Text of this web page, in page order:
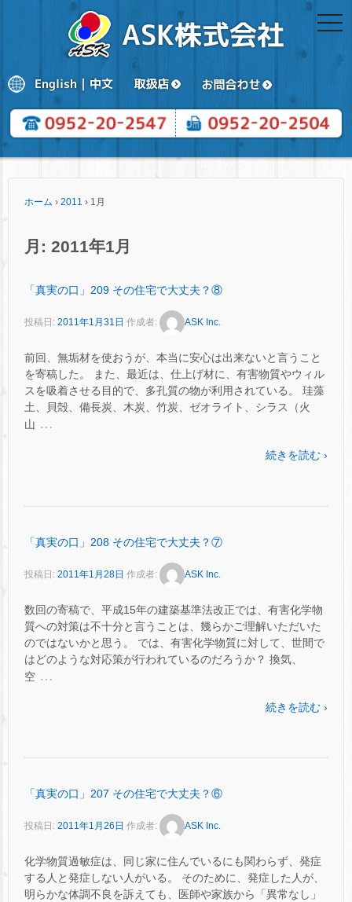
ホーム › 2011 › 1月
月: 2011年1月
「真実の口」209 その住宅で大丈夫？⑧
投稿日: 2011年1月31日 作成者: ASK Inc.
前回、無垢材を使おうが、本当に安心は出来ないと言うこと
を寄稿した。 また、最近は、仕上げ材に、有害物質やウィル
スを吸着させる目的で、多孔質の物が利用されている。 珪藻
土、貝殻、備長炭、木炭、竹炭、ゼオライト、シラス（火
山 …
続きを読む ›
「真実の口」208 その住宅で大丈夫？⑦
投稿日: 2011年1月28日 作成者: ASK Inc.
数回の寄稿で、平成15年の建築基準法改正では、有害化学物
質への対策は不十分と言うことは、幾らかご理解いただいた
のではないかと思う。 では、有害化学物質に対して、世間で
はどのような対応策が行われているのだろうか？ 換気、
空 …
続きを読む ›
「真実の口」207 その住宅で大丈夫？⑥
投稿日: 2011年1月26日 作成者: ASK Inc.
化学物質過敏症は、同じ家に住んでいるにも関わらず、発症
する人と発症しない人がいる。 そのために、発症した人が、
明らかな体調不良を訴えても、医師や家族から「異常なし」